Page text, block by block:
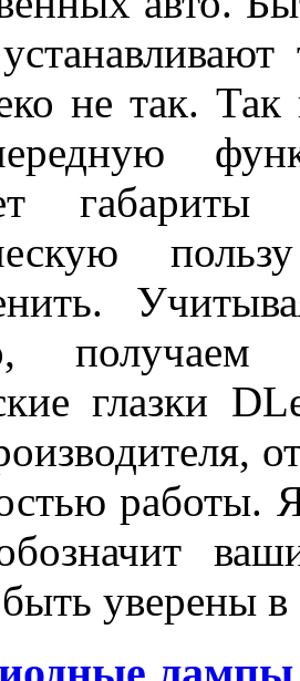
не так. Так
глазки
работы.
уверены